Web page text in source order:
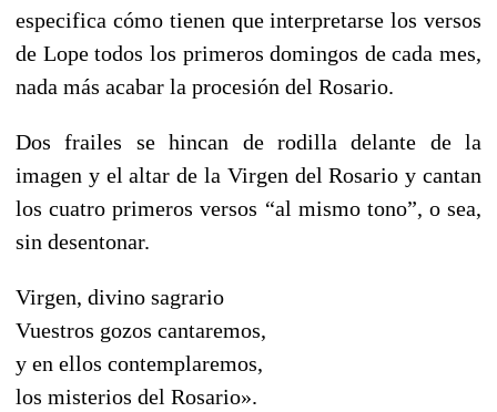
especifica cómo tienen que interpretarse los versos
de Lope todos los primeros domingos de cada mes,
nada más acabar la procesión del Rosario.
Dos frailes se hincan de rodilla delante de la
imagen y el altar de la Virgen del Rosario y cantan
los cuatro primeros versos “al mismo tono”, o sea,
sin desentonar.
Virgen, divino sagrario
Vuestros gozos cantaremos,
y en ellos contemplaremos,
los misterios del Rosario».